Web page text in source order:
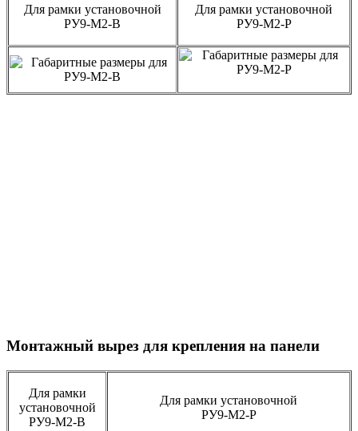
Для рамки установочной
РУ9-М2-В
Для рамки установочной
РУ9-М2-Р
Монтажный вырез для крепления на панели
Для рамки
установочной
РУ9-М2-В
Для рамки установочной
РУ9-М2-Р